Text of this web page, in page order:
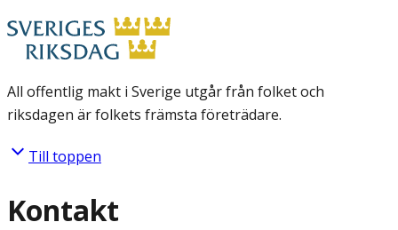
All offentlig makt i Sverige utgår från folket och
riksdagen är folkets främsta företrädare.
Till toppen
Kontakt